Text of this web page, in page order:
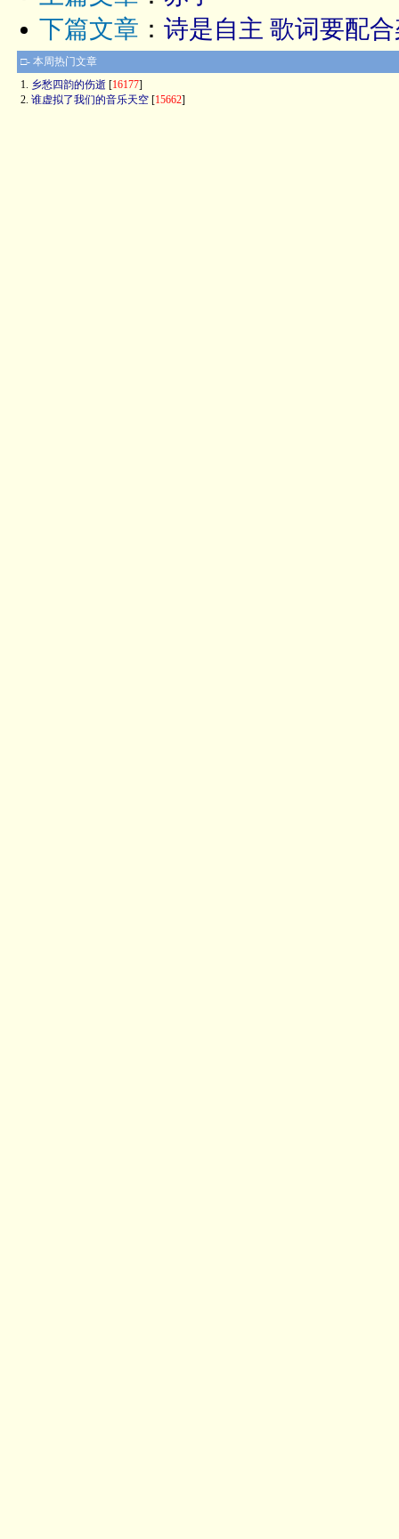
下篇文章 ： 诗是自主 歌词要配
□- 本周热门文章
1. 乡愁四韵的伤逝 [16177]
2. 谁虚拟了我们的音乐天空 [15662]